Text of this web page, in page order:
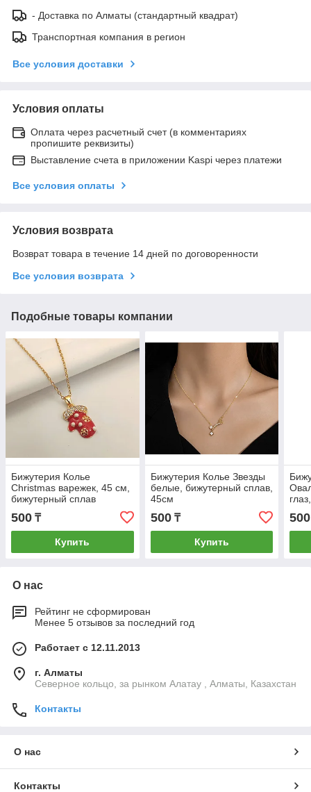
- Доставка по Алматы (стандартный квадрат)
Транспортная компания в регион
Все условия доставки
Условия оплаты
Оплата через расчетный счет (в комментариях
пропишите реквизиты)
Выставление счета в приложении Kaspi через платежи
Все условия оплаты
Условия возврата
Возврат товара в течение 14 дней по договоренности
Все условия возврата
Подобные товары компании
Бижутерия Колье
Christmas варежек, 45 см,
бижутерный сплав
500 ₸
Купить
Бижутерия Колье Звезды
белые, бижутерный сплав,
45см
500₸
Купить
500
О нас
Рейтинг не сформирован
Менее 5 отзывов за последний год
Работает с 12.11.2013
г. Алматы
Северное кольцо, за рынком Алатау , Алматы, Казахстан
Контакты
О нас
Контакты